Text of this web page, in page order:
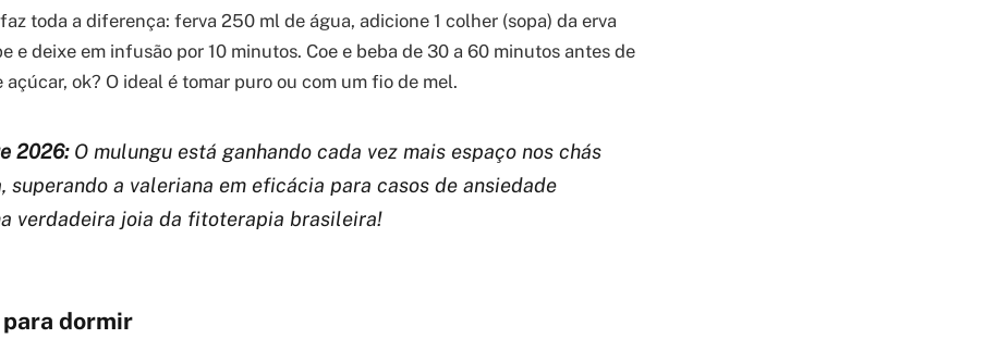
toda a diferença: ferva 250 ml de água, adicione 1 colher (sopa) da erva
e deixe em infusão por 10 minutos. Coe e beba de 30 a 60 minutos antes de
açúcar, ok? O ideal é tomar puro ou com um fio de mel.
2026:O mulungu está ganhando cada vez mais espaço nos chás
superando a valeriana em eficácia para casos de ansiedade
verdadeira joia da fitoterapia brasileira!
dormir